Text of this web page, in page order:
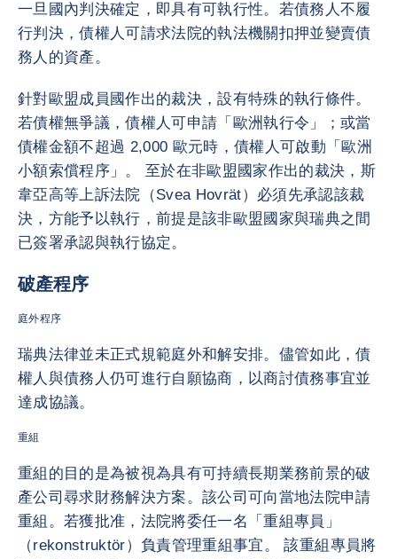
一旦國內判決確定，即具有可執行性。若債務人不履
行判決，債權人可請求法院的執法機關扣押並變賣債
務人的資產。
針對歐盟成員國作出的裁決，設有特殊的執行條件。
若債權無爭議，債權人可申請「歐洲執行令」；或當
債權金額不超過 2,000 歐元時，債權人可啟動「歐洲
小額索償程序」。 至於在非歐盟國家作出的裁決，斯
韋亞高等上訴法院（Svea Hovrät）必須先承認該裁
決，方能予以執行，前提是該非歐盟國家與瑞典之間
已簽署承認與執行協定。
破產程序
庭外程序
瑞典法律並未正式規範庭外和解安排。儘管如此，債
權人與債務人仍可進行自願協商，以商討債務事宜並
達成協議。
重組
重組的目的是為被視為具有可持續長期業務前景的破
產公司尋求財務解決方案。該公司可向當地法院申請
重組。若獲批准，法院將委任一名「重組專員」
（rekonstruktör）負責管理重組事宜。 該重組專員將